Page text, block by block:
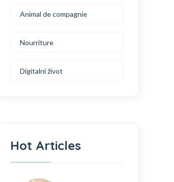
Animal de compagnie
Nourriture
Digitalni život
Hot Articles